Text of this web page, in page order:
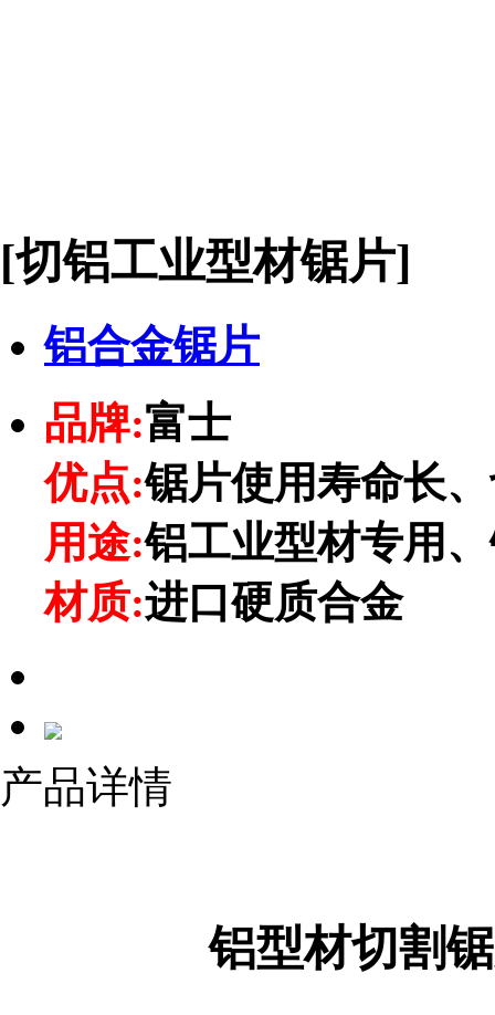
[切铝工业型材锯片]
铝合金锯片
品牌:富士
优点:锯片使用寿命长
用途:铝工业型材专用
材质:进口硬质合金
产品详情
铝型材切割